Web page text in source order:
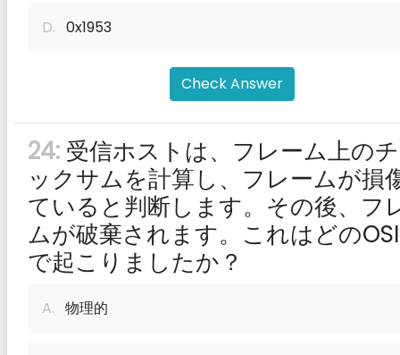
D. 0x1953
Check Answer
24: 受信ホストは、フレーム上の
ックサムを計算し、フレームが損
ていると判断します。その後、フ
ムが破棄されます。これはどの
で起こりましたか？
A. 物理的